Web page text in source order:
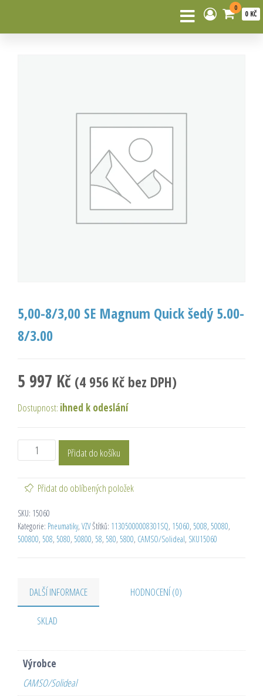
0
0 KČ
5,00-8/3,00 SE Magnum Quick šedý 5.00-
8/3.00
5 997 Kč (4 956 Kč bez DPH)
Dostupnost: ihned k odeslání
Přidat do košíku
Přidat do oblíbených položek
SKU: 15060
Kategorie: Pneumatiky, VZVŠtítků: 11305000008301SQ, 15060, 5008, 50080,
500800, 508, 5080, 50800, 58, 580, 5800, CAMSO/Solideal, SKU15060
DALŠÍ INFORMACE HODNOCENÍ (0)
SKLAD
Výrobce
CAMSO/Solideal